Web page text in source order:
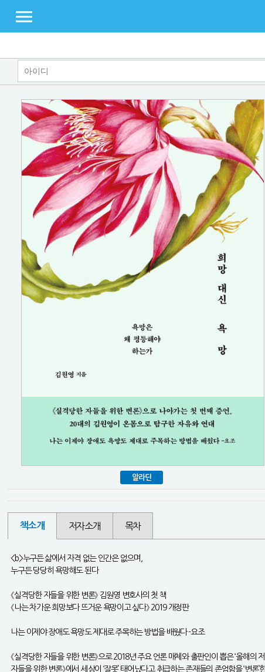
알라딘
책소개 저자소개 목차
<b>누구든 삶에서 자격 없는 인간은 없으며,
누구든 당당히 욕망해도 된다
《실격당한 자들을 위한 변론》 김원영 변호사의 첫 책
《나는 차가운 희망보다 뜨거운 욕망이고 싶다》 2019 개정판
나는 이제야 장애도 욕망도 제대로 주목하는 방법을 배웠다 -요조
《실격당한 자들을 위한 변론》으로 2018년 주요 언론 매체와 출판인이 뽑은 ‘올해의
자들을 위한 변론》에서 세상이 ‘잘못’ 태어났다고 취급하는 존재들의 존엄함을 ‘변